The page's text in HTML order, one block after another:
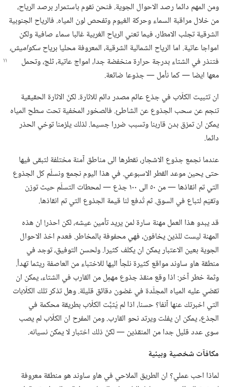
ومن المهم دائما رصد الاحوال الجوية.‏ فنحن نقوم باستمرار برصد الرياح،‏
من خلال مراقبة السماء وحركة الغيوم وتفحص لون المياه.‏ فالرياح الجنوبية
الشرقية تجلب الامطار،‏ فيما تعني الرياح الغربية غالبا سماء صافية ولكن
امواجا عاتية.‏ اما الرياح الشمالية الشرقية،‏ المعروفة محليا برياحسكواميش،‏
فتنذر في الشتاء بدرجة حرارة منخفضة جدا،‏ امواج عاتية،‏ ثلج،‏ وتحمل
معها ايضا —‏ كما نأمل —‏ جذوعا ضائعة.‏
ان تثبيت الكلّاب في جذع عائم مصدر دائم للاثارة.‏ لكنّ الاثارة الحقيقية
تنجم عن سحب الجذوع عن الشاطئ.‏ فالصخور المخفية تحت سطح المياه
يمكن ان تمزق بدن قاربنا وتسبب ضررا جسيما.‏ لذلك يلزمنا توخي الحذر
دائما.‏
عندما نجمع جذوع الاشجار،‏ نقطرها الى مناطق آمنة مختلفة لتبقى فيها
حتى يحين موعد القطر الاسبوعي.‏ في هذا اليوم نجمع ونسلّم كل الجذوع
التي تم انقاذها —‏ من ٥٠ الى ١٠٠ جذع —‏ لمحطات التسلّم حيث توزن
وتقيّم لتباع في السوق.‏ ثم تُدفع لنا قيمة الجذوع التي تم انقاذها.‏
قد يبدو هذا العمل مهنة سارة لمن يريد تأمين عيشه،‏ لكن احذر!‏ ان هذه
المهنة ليست للذين يخافون،‏ فهي محفوفة بالمخاطر.‏ فعدم اخذ الاحوال
الجوية بعين الاعتبار يمكن ان يكلف كثيرا.‏ ولحسن التوفيق،‏ توجد في
منطقة هاو ساوند مواقع كثيرة نلجأ اليها للاختباء من العاصفة ريثما تهدأ.‏
وثمة خطر آخر:‏ اذا وقع منقذ جذوع مهمِل من القارب في الشتاء،‏ يمكن ان
تقضي عليه المياه المجلّدة في غضون دقائق قليلة.‏ وهل تذكر تلك الكلّابات
التي اخبرتك عنها آنفا؟‏ حسنا،‏ اذا لم يُثبَّت الكلّاب بطريقة محكمة في
الجذع،‏ يمكن ان يفلت ويرتد نحو القارب.‏ ومن المفرح ان الكلّاب لم يصب
سوى عدد قليل جدا من المنقذين —‏ لكنّ ذلك اختبار لا يمكن نسيانه.‏
مكافآت شخصية وبيئية
لماذا احب عملي؟‏ ان الطريق الملاحي في هاو ساوند هو منطقة معروفة